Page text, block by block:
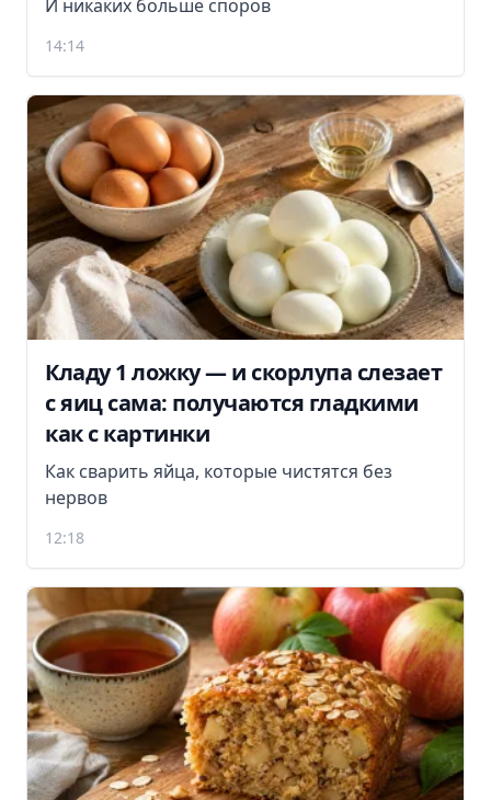
И никаких больше споров
14:14
Кладу 1 ложку — и скорлупа слезает
с яиц сама: получаются гладкими
как с картинки
Как сварить яйца, которые чистятся без
нервов
12:18